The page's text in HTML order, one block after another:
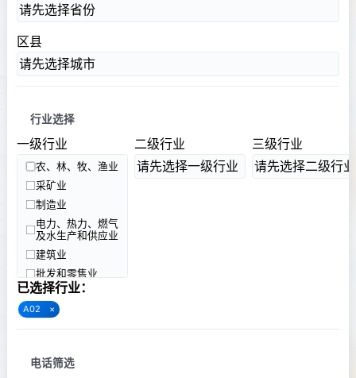
上海
浙江
安徽
山东
河南
湖北
湖南
广东
广西
海南
重庆
四川
贵州
云南
甘肃
请先选择省份
区县
请先选择城市
行业选择
一级行业
农、林、牧、渔业
采矿业
制造业
电力、热力、燃气
及水生产和供应业
建筑业
批发和零售业
交通运输、仓储和
邮政业
信息技术服务业
二级行业
请先选择一级行业
三级行业
请先选择二级行业
已选择行业：
A02 ×
电话筛选